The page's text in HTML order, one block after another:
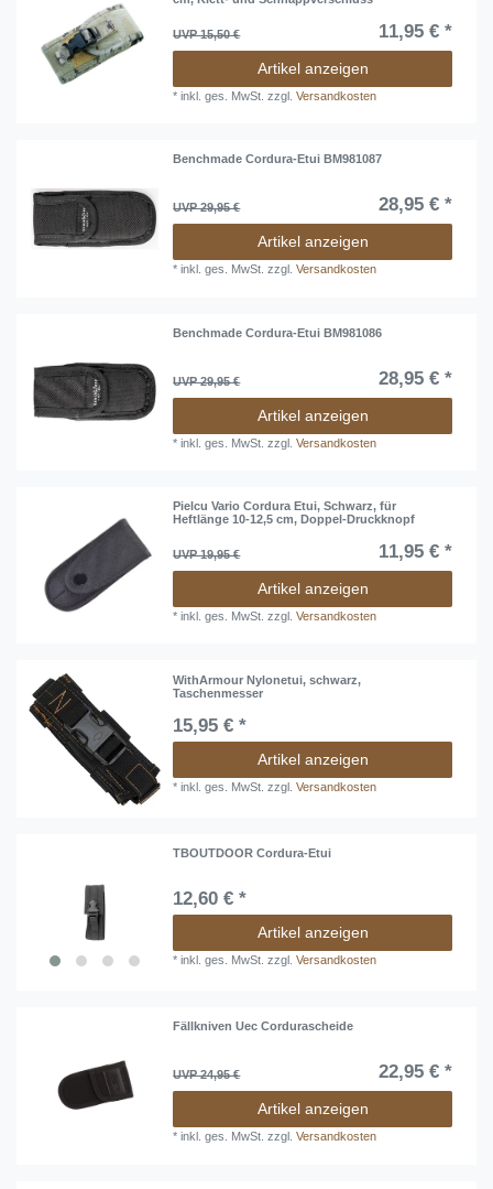
UVP 15,50 € 11,95 € *
Artikel anzeigen
*inkl. ges. MwSt. zzgl.Versandkosten
Benchmade Cordura-Etui BM981087
UVP 29,95 € 28,95 € *
Artikel anzeigen
*inkl. ges. MwSt. zzgl.Versandkosten
Benchmade Cordura-Etui BM981086
UVP 29,95 € 28,95 € *
Artikel anzeigen
*inkl. ges. MwSt. zzgl.Versandkosten
Pielcu Vario Cordura Etui, Schwarz, für
Heftlänge 10-12,5 cm, Doppel-Druckknopf
UVP 19,95 € 11,95 € *
Artikel anzeigen
*inkl. ges. MwSt. zzgl.Versandkosten
WithArmour Nylonetui, schwarz,
Taschenmesser
15,95 € *
Artikel anzeigen
*inkl. ges. MwSt. zzgl.Versandkosten
TBOUTDOOR Cordura-Etui
12,60 € *
Artikel anzeigen
*inkl. ges. MwSt. zzgl.Versandkosten
Fällkniven Uec Cordurascheide
UVP 24,95 € 22,95 € *
Artikel anzeigen
*inkl. ges. MwSt. zzgl.Versandkosten